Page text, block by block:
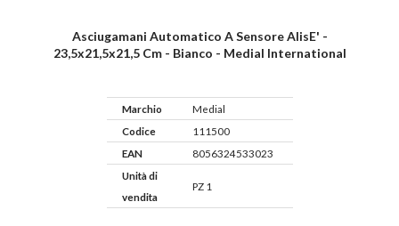
Asciugamani Automatico A Sensore AlisE' -
23,5x21,5x21,5 Cm - Bianco - Medial International
Marchio
Medial
Codice
111500
EAN
8056324533023
Unità di
vendita
PZ 1